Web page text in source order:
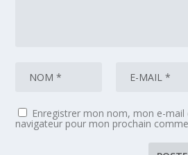
Enregistrer mon nom, mon e-
navigateur pour mon prochain